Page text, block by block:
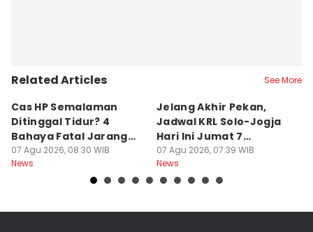
Related Articles See More
Cas HP Semalaman
Ditinggal Tidur? 4
Bahaya Fatal Jarang
Disadari Pekerja Kantor
07 Agu 2026, 08:30 WIB
News
Jelang Akhir Pekan,
Jadwal KRL Solo-Jogja
Hari Ini Jumat 7
Agustus, Lengkap!
07 Agu 2026, 07:39 WIB
News